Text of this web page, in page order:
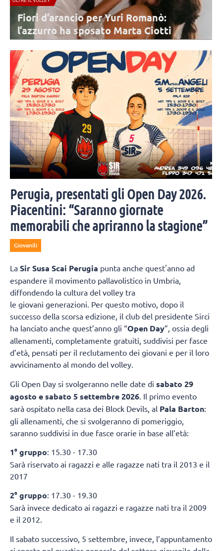
Ciotti
e amici invitati alla
Conegliano, lunedì 10
step del 2026/2027: il
stagionale
atletica. Subito disponibili cinque giocatrici.
Perugia, presentati gli Open Day 2026.
Piacentini: “Saranno giornate
memorabili che apriranno la stagione”
Giovanili
La Sir Susa Scai Perugia punta anche quest'anno ad
espandere il movimento pallavolistico in Umbria,
diffondendo la cultura del volley tra
le giovani generazioni. Per questo motivo, dopo il
successo della scorsa edizione, il club del presidente Sirci
ha lanciato anche quest’anno gli “Open Day”, ossia degli
allenamenti, completamente gratuiti, suddivisi per fasce
d’età, pensati per il reclutamento dei giovani e per il loro
avvicinamento al mondo del volley.
Gli Open Day si svolgeranno nelle date di sabato 29
agosto e sabato 5 settembre 2026 . Il primo evento
sarà ospitato nella casa dei Block Devils, al Pala Barton:
gli allenamenti, che si svolgeranno di pomeriggio,
saranno suddivisi in due fasce orarie in base all’età:
1° gruppo: 15.30 - 17.30
Sarà riservato ai ragazzi e alle ragazze nati tra il 2013 e il
2017
2° gruppo: 17.30 - 19.30
Sarà invece dedicato ai ragazzi e ragazze nati tra il 2009
e il 2012.
Il sabato successivo, 5 settembre, invece, l’appuntamento